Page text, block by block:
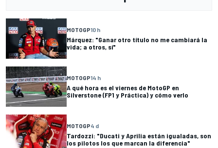
MOTOGP10 h
Márquez: "Ganar otro título no me cambiará la
vida; a otros, sí"
MOTOGP14 h
A qué hora es el viernes de MotoGP en
Silverstone (FP1 y Práctica) y cómo verlo
MOTOGP4 d
Tardozzi: "Ducati y Aprilia están igualadas, son
los pilotos los que marcan la diferencia"